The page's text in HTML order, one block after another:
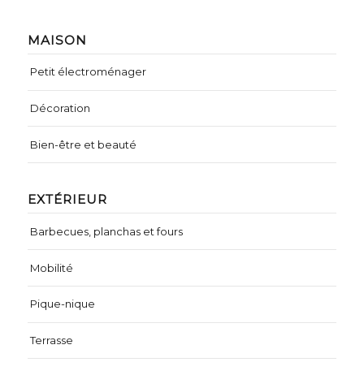
MAISON
Petit électroménager
Décoration
Bien-être et beauté
EXTÉRIEUR
Barbecues, planchas et fours
Mobilité
Pique-nique
Terrasse